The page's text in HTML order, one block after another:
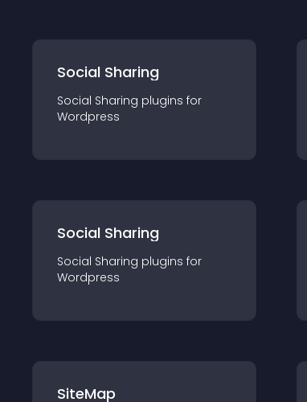
Social Sharing
Social Sharing plugins for
Wordpress
Social Sharing
Social Sharing plugins for
Wordpress
SiteMap